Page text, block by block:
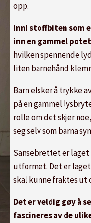
opp.
Inni stoffbiten som
inn en gammel
hvilken spennende
liten barnehånd
Barn elsker å trykke
på en gammel
rolle om det skjer
seg selv som barna
Sansebrettet er laget
utformet. Det er
skal kunne fraktes ut
Det er veldig gøy å
fascineres av de